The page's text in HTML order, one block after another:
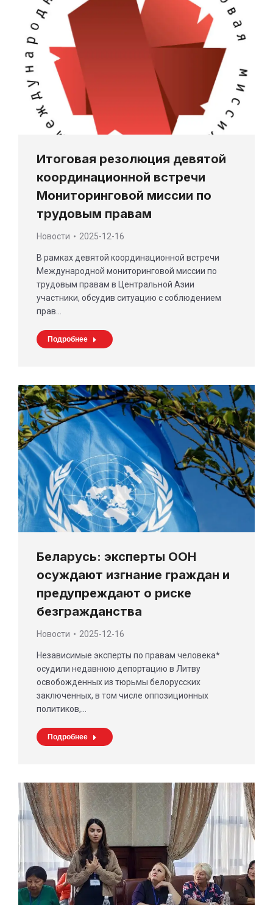
Итоговая резолюция девятой
координационной встречи
Мониторинговой миссии по
трудовым правам
Новости 2025-12-16
В рамках девятой координационной встречи
Международной мониторинговой миссии по
трудовым правам в Центральной Азии
участники, обсудив ситуацию с соблюдением
прав…
Подробнее
Беларусь: эксперты ООН
осуждают изгнание граждан и
предупреждают о риске
безгражданства
Новости 2025-12-16
Независимые эксперты по правам человека*
осудили недавнюю депортацию в Литву
освобожденных из тюрьмы белорусских
заключенных, в том числе оппозиционных
политиков,…
Подробнее